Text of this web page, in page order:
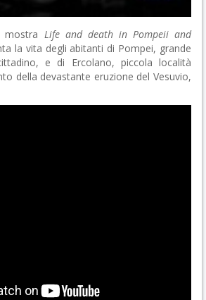
Life and death in Pompeii and
la vita degli abitanti di Pompei, grande
e di Ercolano, piccola località
della devastante eruzione del Vesuvio,